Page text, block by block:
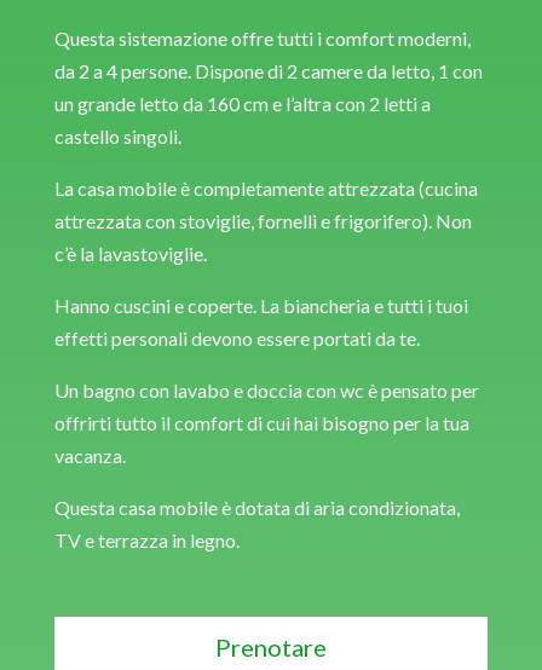
Questa sistemazione offre tutti i comfort moderni,
da 2 a 4 persone. Dispone di 2 camere da letto, 1 con
un grande letto da 160 cm e l’altra con 2 letti a
castello singoli.
La casa mobile è completamente attrezzata (cucina
attrezzata con stoviglie, fornelli e frigorifero). Non
c’è la lavastoviglie.
Hanno cuscini e coperte. La biancheria e tutti i tuoi
effetti personali devono essere portati da te.
Un bagno con lavabo e doccia con wc è pensato per
offrirti tutto il comfort di cui hai bisogno per la tua
vacanza.
Questa casa mobile è dotata di aria condizionata,
TV e terrazza in legno.
Prenotare